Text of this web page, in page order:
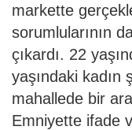
markette
sorumlularının
çıkardı. 22
yaşındaki kadın
mahallede bir
Emniyette ifade